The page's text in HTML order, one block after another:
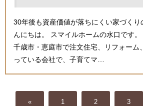
30年後も資産価値が落ちにくい家づくり
んにちは。 スマイルホームの水口です
千歳市・恵庭市で注文住宅、リフォーム
っている会社で、子育てマ…
« 1 2 3